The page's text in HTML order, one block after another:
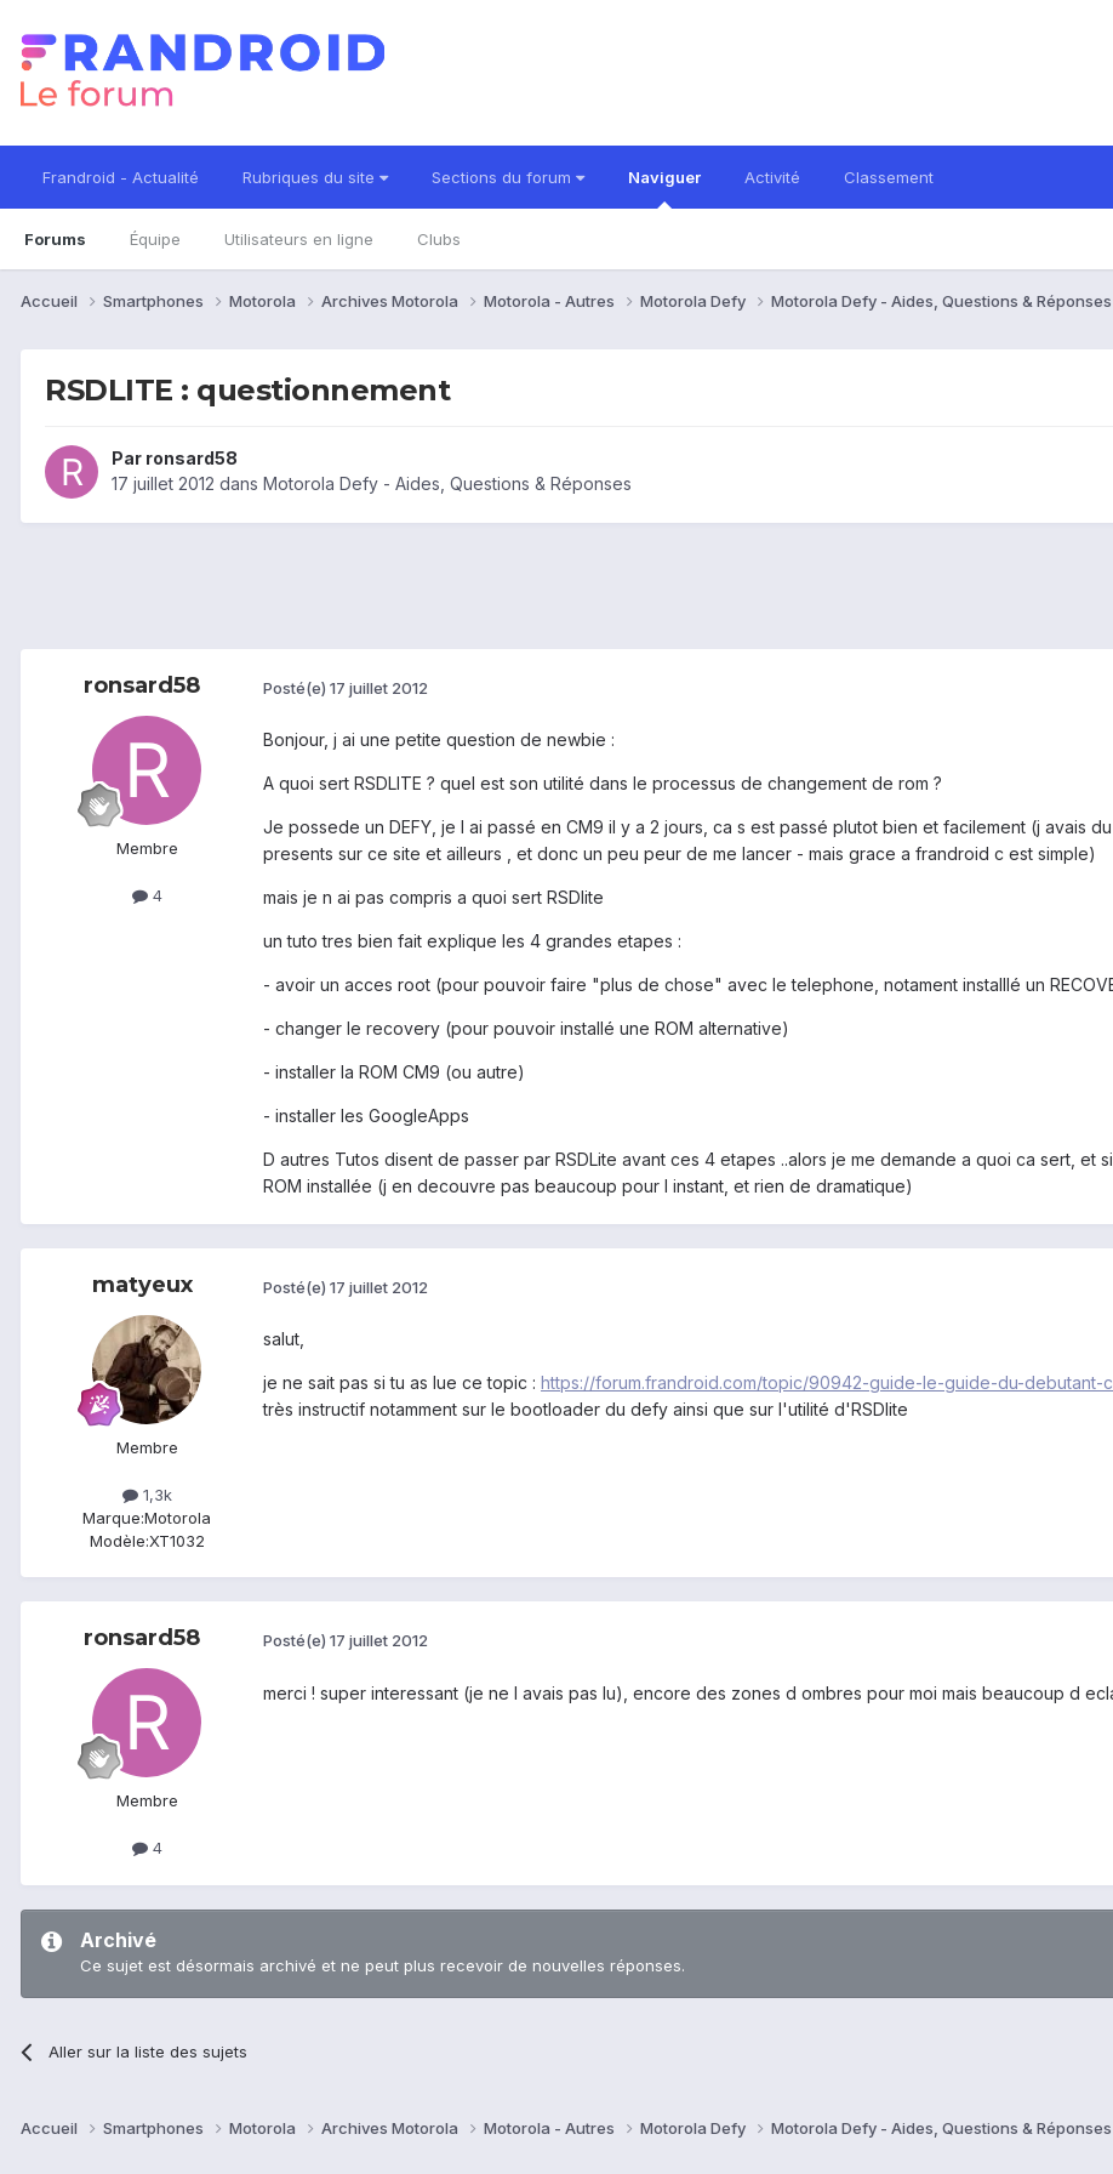
Frandroid - Actualité Rubriques du site Sections du forum Naviguer
Forums Équipe Utilisateurs en ligne Clubs
Activité Classement
Accueil Smartphones Motorola Archives Motorola Motorola - Autres Motorola Defy Motorola Defy - Aides, Questions & Réponses
RSDLITE : questionnement
Par ronsard58
17 juillet 2012 dans Motorola Defy - Aides, Questions & Réponses
ronsard58
Membre
4
Posté(e) 17 juillet 2012
Bonjour, j ai une petite question de newbie :
A quoi sert RSDLITE ? quel est son utilité dans le processus de changement de rom ?
Je possede un DEFY, je l ai passé en CM9 il y a 2 jours, ca s est passé plutot bien et facilement (j avais
presents sur ce site et ailleurs , et donc un peu peur de me lancer - mais grace a frandroid c est simple)
mais je n ai pas compris a quoi sert RSDlite
un tuto tres bien fait explique les 4 grandes etapes :
- avoir un acces root (pour pouvoir faire "plus de chose" avec le telephone, notament installlé un
- changer le recovery (pour pouvoir installé une ROM alternative)
- installer la ROM CM9 (ou autre)
- installer les GoogleApps
D autres Tutos disent de passer par RSDLite avant ces 4 etapes ..alors je me demande a quoi ca sert,
ROM installée (j en decouvre pas beaucoup pour l instant, et rien de dramatique)
matyeux
Membre
1,3k
Marque:Motorola
Modèle:XT1032
Posté(e) 17 juillet 2012
salut,
je ne sait pas si tu as lue ce topic : https://forum.frandroid.com/topic/90942-guide-le-guide-du-
très instructif notamment sur le bootloader du defy ainsi que sur l'utilité d'RSDlite
ronsard58
Membre
4
Posté(e) 17 juillet 2012
merci ! super interessant (je ne l avais pas lu), encore des zones d ombres pour moi mais beaucoup d
Archivé
Ce sujet est désormais archivé et ne peut plus recevoir de nouvelles réponses.
Aller sur la liste des sujets
Accueil Smartphones Motorola Archives Motorola Motorola - Autres Motorola Defy Motorola Defy - Aides, Questions & Réponses